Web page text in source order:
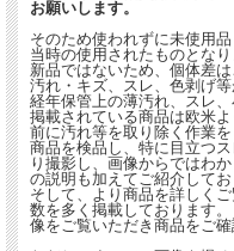
お願いします。
そのため使われずに未使用
当時の使用されたものとなり
新品ではないため、個体差
汚れ・キズ、スレ、色剥げ等
経年保管上の薄汚れ、スレ
掲載されている商品は欧米
前に汚れ等を取り除く作業を
商品を検品し、特に目立つ
り撮影し、画像からではわ
の説明も加えてご紹介してお
そして、より商品を詳しく
数を多く掲載しております
像をご覧いただき商品をご確